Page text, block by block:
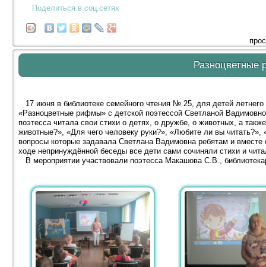
Поделиться в соц.сетях
17 июня в библиотеке семейного чтения № 25, для детей
«Разноцветные рифмы» с детской поэтессой Светланой
поэтесса читала свои стихи о детях, о дружбе, о животных, а
животные?», «Для чего человеку руки?», «Любите ли вы
вопросы которые задавала Светлана Вадимовна ребятам и
ходе непринуждённой беседы все дети сами сочиняли стихи и
В мероприятии участвовали поэтесса Макашова С.В.,